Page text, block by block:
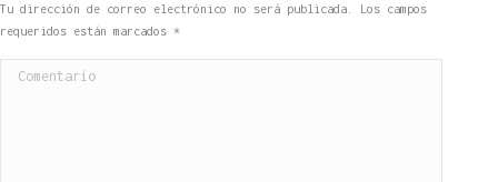
Tu dirección de correo electrónico no será publicada. Los campos
requeridos están marcados *
Comentario